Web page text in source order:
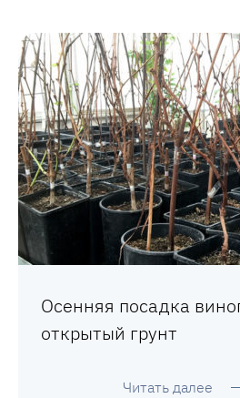
Осенняя посадка
открытый грунт
Читать далее